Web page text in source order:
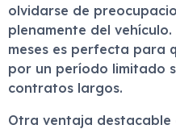
olvidarse de
plenamente del
meses es perfecta para
por un período limitado
contratos largos.
Otra ventaja destacable